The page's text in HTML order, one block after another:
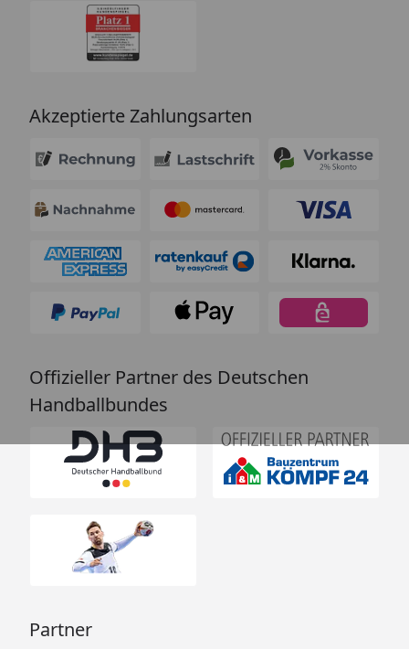
Akzeptierte Zahlungsarten
Offizieller Partner des Deutschen
Handballbundes
Partner